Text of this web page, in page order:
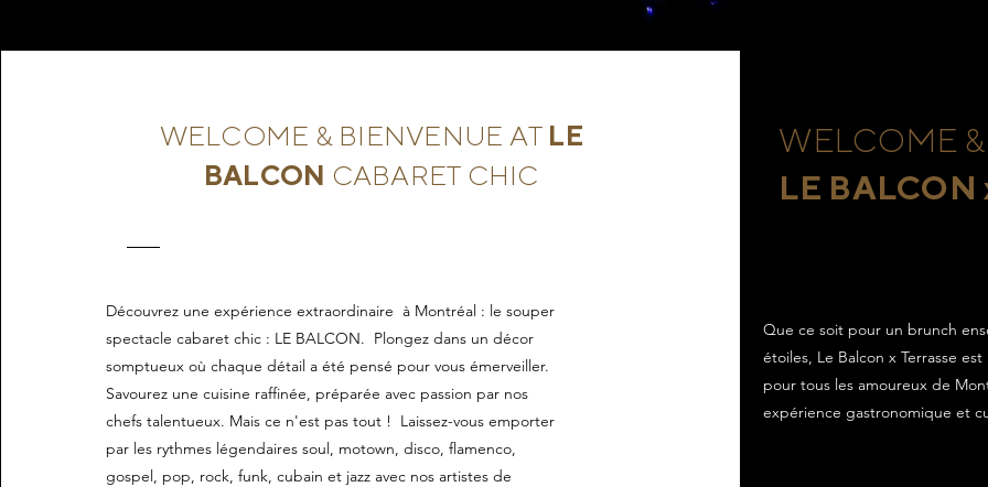
WELCOME & BIENVENUE AT LE
BALCON CABARET CHIC
Découvrez une expérience extraordinaire à Montréal : le souper
spectacle cabaret chic : LE BALCON. Plongez dans un décor
somptueux où chaque détail a été pensé pour vous émerveiller.
Savourez une cuisine raffinée, préparée avec passion par nos
chefs talentueux. Mais ce n'est pas tout ! Laissez-vous emporter
par les rythmes légendaires soul, motown, disco, flamenco,
gospel, pop, rock, funk, cubain et jazz avec nos artistes de
WELCOME
LE BALCON
Que ce soit pour un brunch
étoiles, Le Balcon x Terrasse
pour tous les amoureux de
expérience gastronomique et